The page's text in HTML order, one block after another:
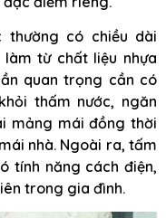
thường có chiều dài
làm từ chất liệu nhựa
quan trọng cần có
thấm nước, ngăn
mảng mái đồng thời
nhà. Ngoài ra, tấm
tính năng cách điện,
trong gia đình.